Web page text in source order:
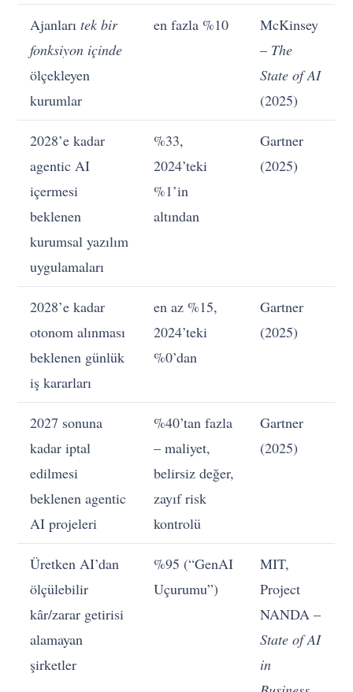
Ajanlarıtek bir
fonksiyon içinde
ölçekleyen
kurumlar
en fazla %10
McKinsey
– The
State of AI
(2025)
2028’e kadar
agentic AI
içermesi
beklenen
kurumsal yazılım
uygulamaları
%33,
2024’teki
%1’in
altından
Gartner
(2025)
2028’e kadar
otonom alınması
beklenen günlük
iş kararları
en az %15,
2024’teki
%0’dan
Gartner
(2025)
2027 sonuna
kadar iptal
edilmesi
beklenen agentic
AI projeleri
%40’tan fazla
– maliyet,
belirsiz değer,
zayıf risk
kontrolü
Gartner
(2025)
Üretken AI’dan
ölçülebilir
kâr/zarar getirisi
alamayan
şirketler
%95 (“GenAI
Uçurumu”)
MIT,
Project
NANDA –
State of AI
in